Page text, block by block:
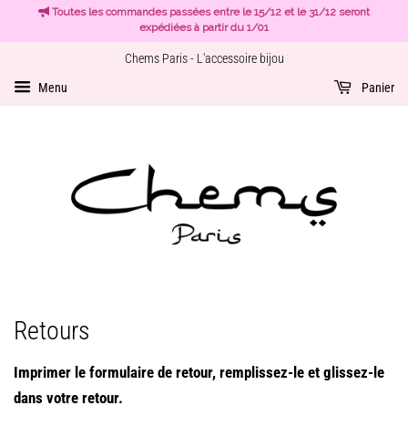
Toutes les commandes passées entre le 15/12 et le 31/12 seront
expédiées à partir du 1/01
Chems Paris - L'accessoire bijou
Menu Panier
Retours
Imprimer le formulaire de retour, remplissez-le et glissez-le
dans votre retour.